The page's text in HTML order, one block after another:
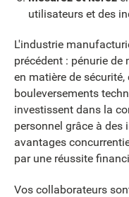
utilisateurs et des
L'industrie
précédent : pénurie
en matière de
bouleversements
investissent dans la
personnel grâce à des
avantages
par une réussite
Vos collaborateurs